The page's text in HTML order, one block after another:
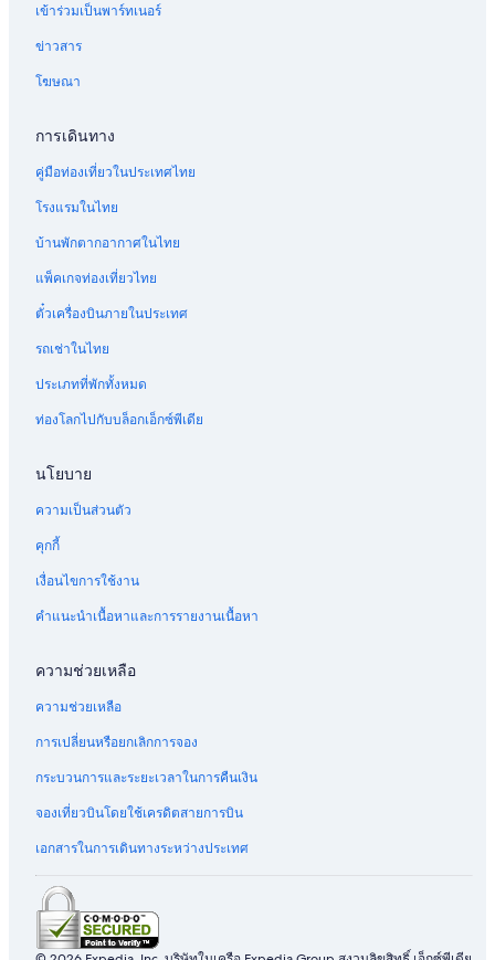
เข้าร่วมเป็นพาร์ทเนอร์
ข่าวสาร
โฆษณา
การเดินทาง
คู่มือท่องเที่ยวในประเทศไทย
โรงแรมในไทย
บ้านพักตากอากาศในไทย
แพ็คเกจท่องเที่ยวไทย
ตั๋วเครื่องบินภายในประเทศ
รถเช่าในไทย
ประเภทที่พักทั้งหมด
ท่องโลกไปกับบล็อกเอ็กซ์พีเดีย
นโยบาย
ความเป็นส่วนตัว
คุกกี้
เงื่อนไขการใช้งาน
คำแนะนำเนื้อหาและการรายงานเนื้อหา
ความช่วยเหลือ
ความช่วยเหลือ
การเปลี่ยนหรือยกเลิกการจอง
กระบวนการและระยะเวลาในการคืนเงิน
จองเที่ยวบินโดยใช้เครดิตสายการบิน
เอกสารในการเดินทางระหว่างประเทศ